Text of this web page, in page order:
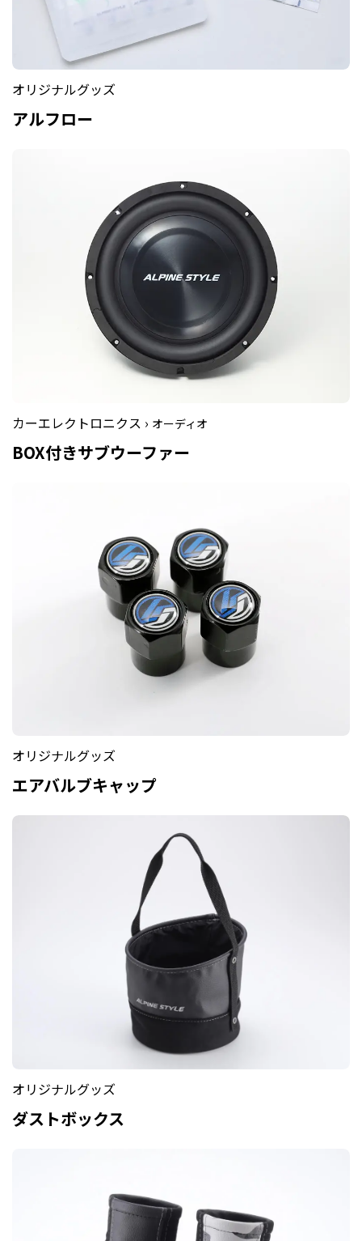
オリジナルグッズ
アルフロー
カーエレクトロニクス › オーディオ
BOX付きサブウーファー
オリジナルグッズ
エアバルブキャップ
オリジナルグッズ
ダストボックス